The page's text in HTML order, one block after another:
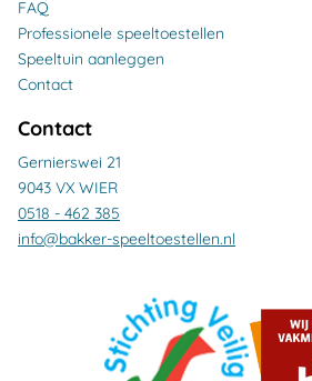
FAQ
Professionele speeltoestellen
Speeltuin aanleggen
Contact
Contact
Gernierswei 21
9043 VX WIER
0518 - 462 385
info@bakker-speeltoestellen.nl